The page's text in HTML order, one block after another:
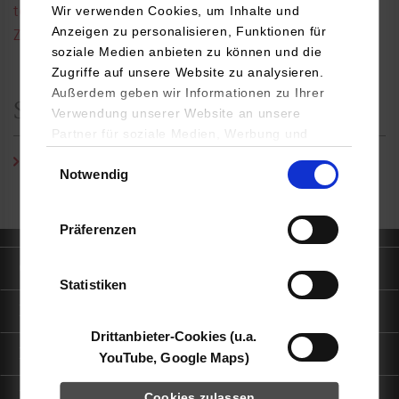
Wir verwenden Cookies, um Inhalte und
Anzeigen zu personalisieren, Funktionen für
soziale Medien anbieten zu können und die
Zugriffe auf unsere Website zu analysieren.
Außerdem geben wir Informationen zu Ihrer
Verwendung unserer Website an unsere
Partner für soziale Medien, Werbung und
YouTube, Google Maps) führen diese
Daten zusammen, die Sie ihnen bereitgestellt
haben oder die sie im Rahmen Ihrer Nutzung
Notwendig
Präferenzen
Statistiken
Drittanbieter-Cookies (u.a.
YouTube, Google Maps)
tobias.straub@dhbw-stuttgart.de
Zur persönlichen Homepage
Studiengangssekretariat
julia.jany@dhbw-
stuttgart.de